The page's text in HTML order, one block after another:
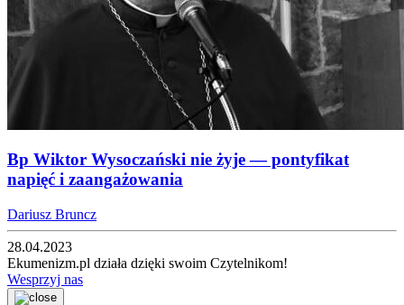
Bp Wiktor Wysoczański nie żyje — pontyfikat
napięć i zaangażowania
Dariusz Bruncz
28.04.2023
Ekumenizm.pl działa dzięki swoim Czytelnikom!
Wesprzyj nas